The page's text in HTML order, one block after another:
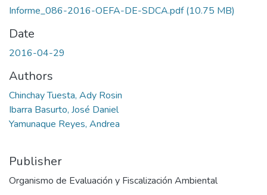
Informe_086-2016-OEFA-DE-SDCA.pdf(10.75 MB)
Date
2016-04-29
Authors
Chinchay Tuesta, Ady Rosin
Ibarra Basurto, José Daniel
Yamunaque Reyes, Andrea
Publisher
Organismo de Evaluación y Fiscalización Ambiental